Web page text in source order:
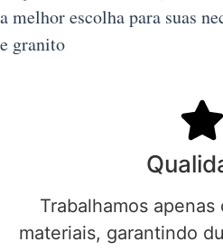
a melhor escolha para suas
e granito
Trabalhamos
materiais, garantindo